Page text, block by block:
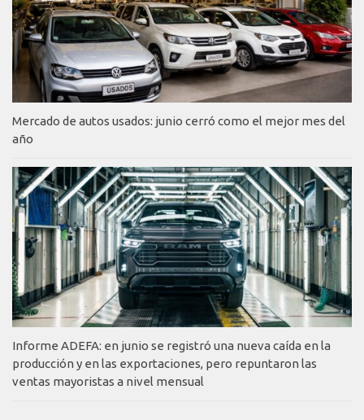
Mercado de autos usados: junio cerró como el mejor mes del
año
Informe ADEFA: en junio se registró una nueva caída en la
producción y en las exportaciones, pero repuntaron las
ventas mayoristas a nivel mensual